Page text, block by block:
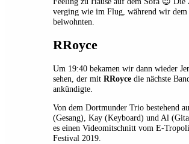
verging wie im Flug, während wir
beiwohnten.
RRoyce
Um 19:40 bekamen wir dann wieder
sehen, der mit RRoyce die nächste
ankündigte.
Von dem Dortmunder Trio bestehend
(Gesang), Kay (Keyboard) und Al
es einen Videomitschnitt vom E-
Festival 2019.